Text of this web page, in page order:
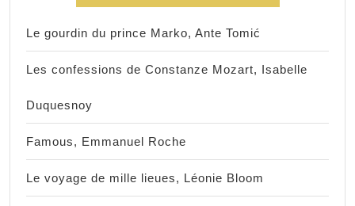
Le gourdin du prince Marko, Ante Tomić
Les confessions de Constanze Mozart, Isabelle
Duquesnoy
Famous, Emmanuel Roche
Le voyage de mille lieues, Léonie Bloom